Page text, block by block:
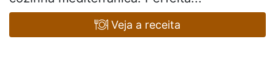
Veja a receita